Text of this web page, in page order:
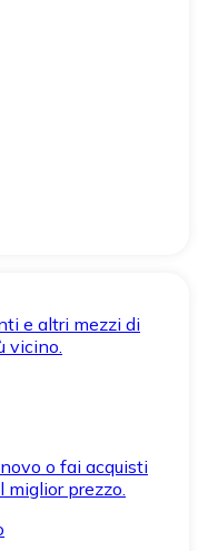
e altri mezzi di
vicino.
o fai acquisti
prezzo.